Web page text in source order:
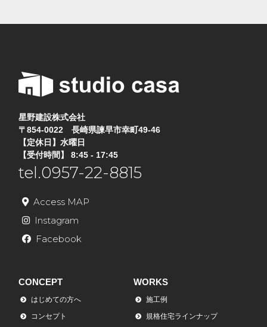
星野建設株式会社
〒854-0022 長崎県諫早市幸町49-46
【定休日】水曜日
【受付時間】 8:45 - 17:45
tel.0957-22-8815
Access MAP
Instagram
Facebook
CONCEPT
はじめての方へ
コンセプト
WORKS
施工例
規格住宅ラインナップ